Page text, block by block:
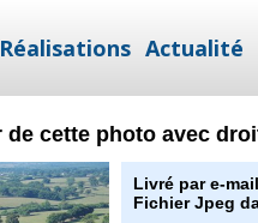
Réalisations Actualité